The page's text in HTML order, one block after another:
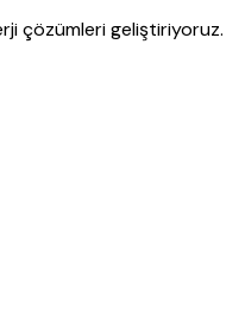
çözümleri geliştiriyoruz.